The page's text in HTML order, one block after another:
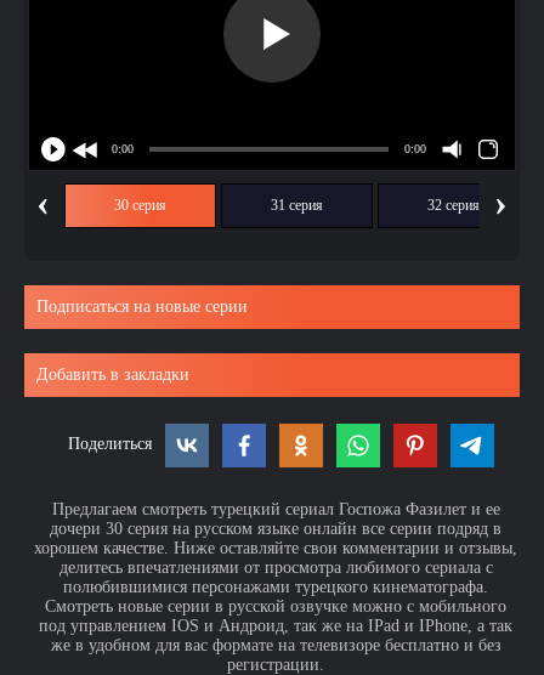
‹ 30 серия 31 серия 32 серия ›
Подписаться на новые серии
Добавить в закладки
Поделиться
Предлагаем смотреть турецкий сериал Госпожа Фазилет и ее
дочери 30 серия на русском языке онлайн все серии подряд в
хорошем качестве. Ниже оставляйте свои комментарии и отзывы,
делитесь впечатлениями от просмотра любимого сериала с
полюбившимися персонажами турецкого кинематографа.
Смотреть новые серии в русской озвучке можно с мобильного
под управлением IOS и Андроид, так же на IPad и IPhone, а так
же в удобном для вас формате на телевизоре бесплатно и без
регистрации.